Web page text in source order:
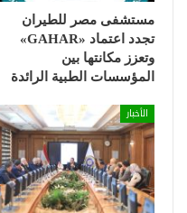
مستشفى مصر للطيران
تجدد اعتماد «GAHAR»
وتعزز مكانتها بين
المؤسسات الطبية الرائدة
الأخبار